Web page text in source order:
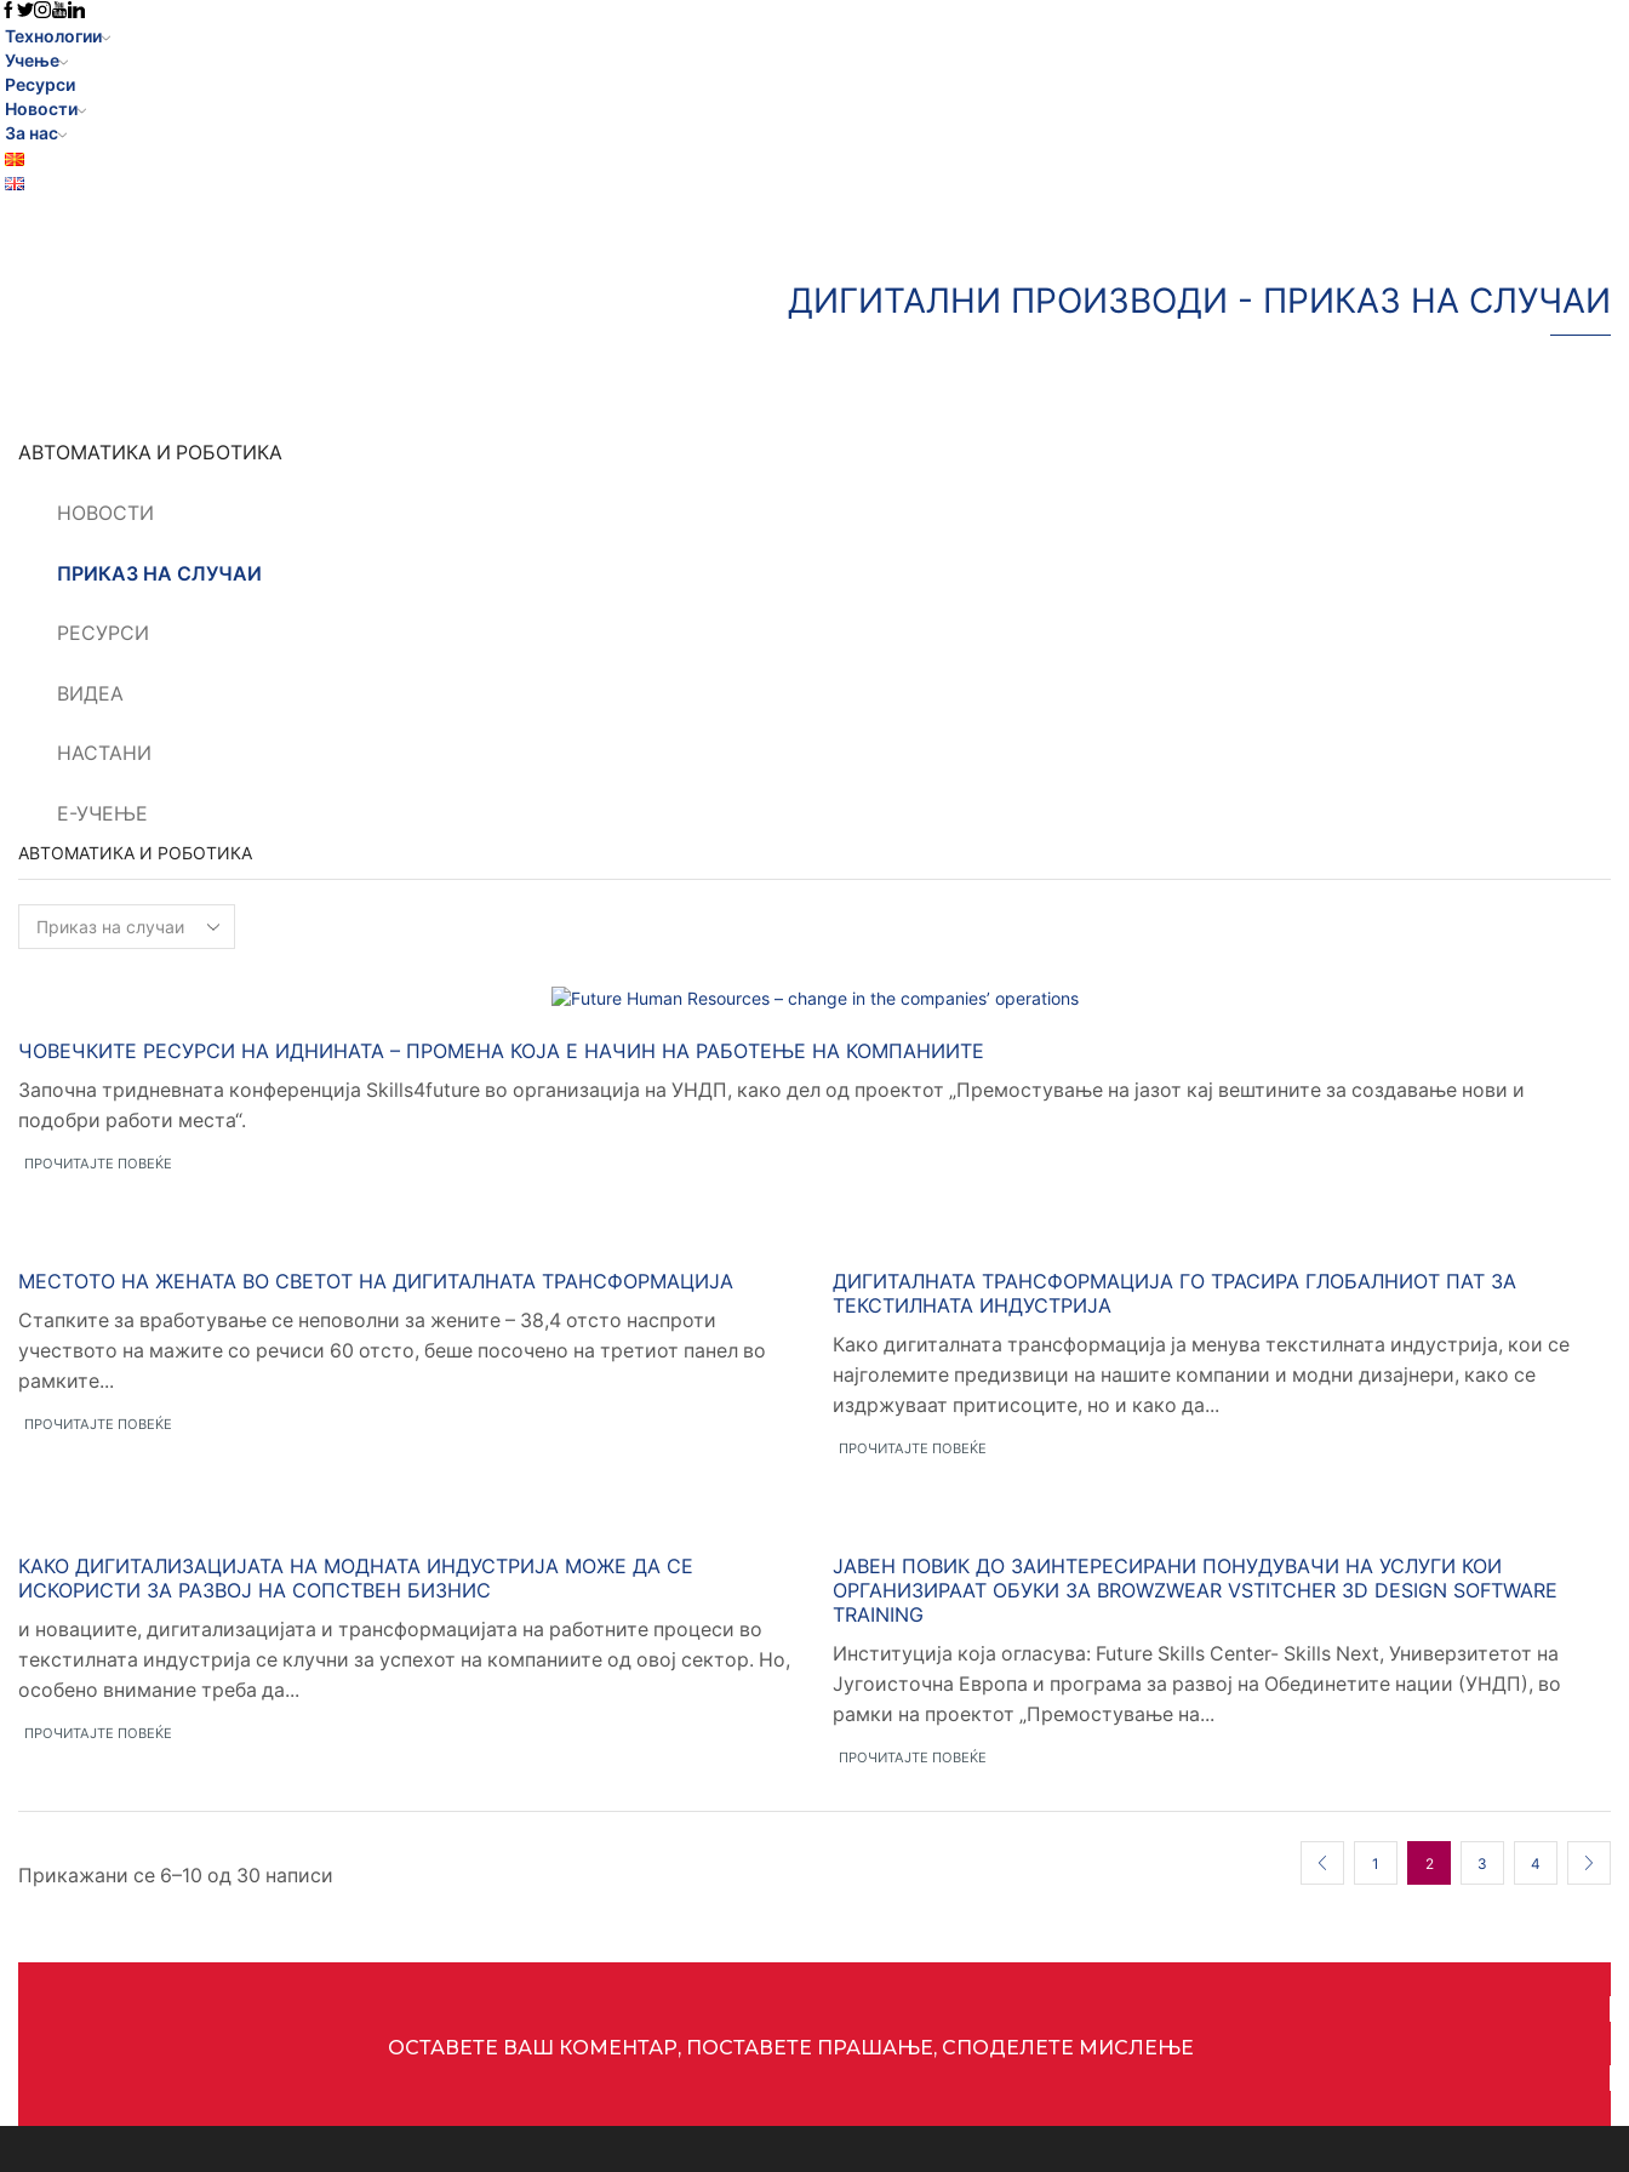
Технологии
Учење
Ресурси
Новости
За нас
ДИГИТАЛНИ ПРОИЗВОДИ - ПРИКАЗ НА СЛУЧАИ
АВТОМАТИКА И РОБОТИКА
НОВОСТИ
ПРИКАЗ НА СЛУЧАИ
РЕСУРСИ
ВИДЕА
НАСТАНИ
Е-УЧЕЊЕ
АВТОМАТИКА И РОБОТИКА
Новости
ЧОВЕЧКИТЕ РЕСУРСИ НА ИДНИНАТА – ПРОМЕНА КОЈА Е НАЧИН НА РАБОТЕЊЕ НА КОМПАНИИТЕ
Започна тридневната конференција Skills4future во организација на УНДП, како дел од проектот „Премостување на јазот кај вештините за создавање нови и
подобри работи места“.
ПРОЧИТАЈТЕ ПОВЕЌЕ
Новости
МЕСТОТО НА ЖЕНАТА ВО СВЕТОТ НА ДИГИТАЛНАТА ТРАНСФОРМАЦИЈА
Стапките за вработување се неповолни за жените – 38,4 отсто наспроти
учеството на мажите со речиси 60 отсто, беше посочено на третиот панел во
рамките...
ПРОЧИТАЈТЕ ПОВЕЌЕ
Новости
ДИГИТАЛНАТА ТРАНСФОРМАЦИЈА ГО ТРАСИРА ГЛОБАЛНИОТ ПАТ ЗА
ТЕКСТИЛНАТА ИНДУСТРИЈА
Како дигиталната трансформација ја менува текстилната индустрија, кои се
најголемите предизвици на нашите компании и модни дизајнери, како се
издржуваат притисоците, но и како да...
ПРОЧИТАЈТЕ ПОВЕЌЕ
Новости
КАКО ДИГИТАЛИЗАЦИЈАТА НА МОДНАТА ИНДУСТРИЈА МОЖЕ ДА СЕ
ИСКОРИСТИ ЗА РАЗВОЈ НА СОПСТВЕН БИЗНИС
и новациите, дигитализацијата и трансформацијата на работните процеси во
текстилната индустрија се клучни за успехот на компаниите од овој сектор. Но,
особено внимание треба да...
ПРОЧИТАЈТЕ ПОВЕЌЕ
Новости
ЈАВЕН ПОВИК ДО ЗАИНТЕРЕСИРАНИ ПОНУДУВАЧИ НА УСЛУГИ КОИ
ОРГАНИЗИРААТ ОБУКИ ЗA BROWZWEAR VSTITCHER 3D DESIGN SOFTWARE
TRAINING
Институција која огласува: Future Skills Center- Skills Next, Универзитетот на
Југоисточна Европа и програма за развој на Обединетите нации (УНДП), во
рамки на проектот „Премостување на...
ПРОЧИТАЈТЕ ПОВЕЌЕ
Прикажани се 6–10 од 30 написи
1 2 3 4
ОСТАВЕТЕ ВАШ КОМЕНТАР, ПОСТАВЕТЕ ПРАШАЊЕ, СПОДЕЛЕТЕ МИСЛЕЊЕ